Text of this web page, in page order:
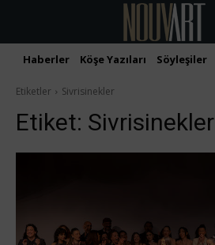
Haberler Köşe Yazıları Söyleşiler
Etiketler Sivrisinekler
Etiket: Sivrisinekler